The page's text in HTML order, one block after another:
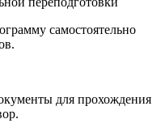
самостоятельно
для прохождения